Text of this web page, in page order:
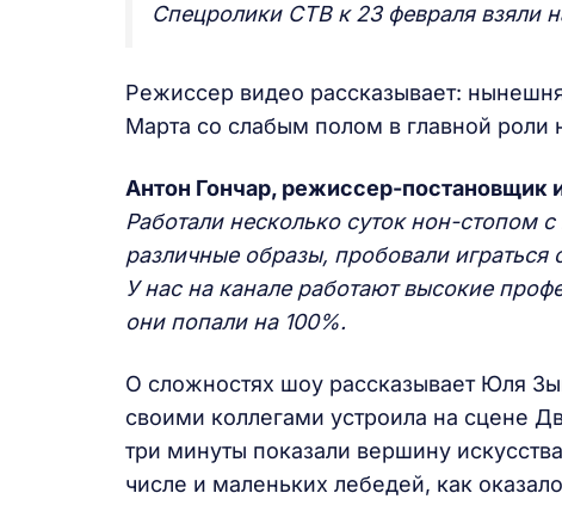
Спецролики СТВ к 23 февраля взяли
Режиссер видео рассказывает:
Марта со слабым полом в главной
Антон Гончар, режиссер-постановщик
Работали несколько суток нон-
различные образы, пробовали
У нас на канале работают высокие
они попали на 100%.
О сложностях шоу рассказывает Юля
своими коллегами устроила на сцене
три минуты показали вершину
числе и маленьких лебедей, как